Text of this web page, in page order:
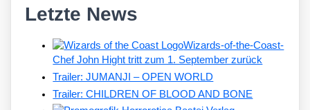
Letzte News
Wizards-of-the-Coast-
Chef John Hight tritt zum 1. September zurück
Trailer: JUMANJI – OPEN WORLD
Trailer: CHILDREN OF BLOOD AND BONE